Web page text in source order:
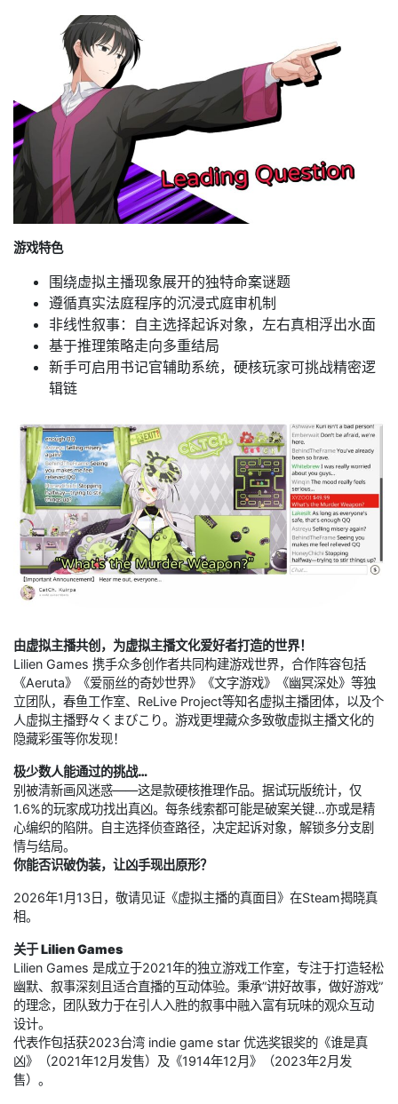
游戏特色
围绕虚拟主播现象展开的独特命案谜题
遵循真实法庭程序的沉浸式庭审机制
非线性叙事：自主选择起诉对象，左右真相浮出水面
基于推理策略走向多重结局
新手可启用书记官辅助系统，硬核玩家可挑战精密逻
辑链
由虚拟主播共创，为虚拟主播文化爱好者打造的世界！
Lilien Games 携手众多创作者共同构建游戏世界，合作阵容包括
《Aeruta》《爱丽丝的奇妙世界》《文字游戏》《幽冥深处》等独
立团队，春鱼工作室、ReLive Project等知名虚拟主播团体，以及个
人虚拟主播野々くまびこり。游戏更埋藏众多致敬虚拟主播文化的
隐藏彩蛋等你发现！
极少数人能通过的挑战…
别被清新画风迷惑——这是款硬核推理作品。据试玩版统计，仅
1.6%的玩家成功找出真凶。每条线索都可能是破案关键…亦或是精
心编织的陷阱。自主选择侦查路径，决定起诉对象，解锁多分支剧
情与结局。
你能否识破伪装，让凶手现出原形？
2026年1月13日，敬请见证《虚拟主播的真面目》在Steam揭晓真
相。
关于 Lilien Games
Lilien Games 是成立于2021年的独立游戏工作室，专注于打造轻松
幽默、叙事深刻且适合直播的互动体验。秉承”讲好故事，做好游戏”
的理念，团队致力于在引人入胜的叙事中融入富有玩味的观众互动
设计。
代表作包括获2023台湾 indie game star 优选奖银奖的《谁是真
凶》（2021年12月发售）及《1914年12月》（2023年2月发
售）。